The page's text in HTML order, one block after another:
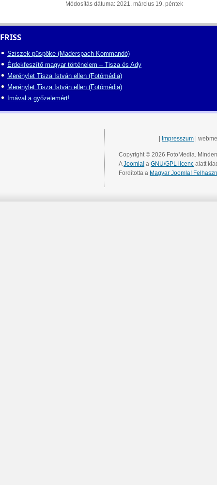
Módosítás dátuma: 2021. március 19. péntek
FRISS
Sziszek püspöke (Maderspach Kommandó)
Érdekfeszítő magyar történelem – Tisza és Ady
Merénylet Tisza István ellen (Fotómédia)
Merénylet Tisza István ellen (Fotómédia)
Imával a győzelemért!
Impresszum |
Copyright © 2026 FotoMedia.
AJoomla! a GNU/GPL licenc alatt
Fordította a Magyar Joomla!